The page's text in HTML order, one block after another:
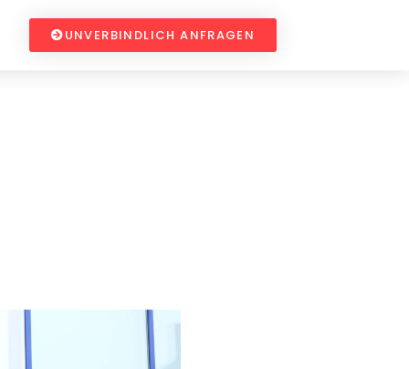
UNVERBINDLICH ANFRAGEN